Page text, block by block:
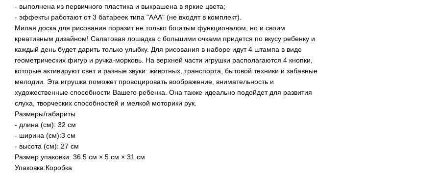
- выполнена из первичного пластика и выкрашена в яркие цвета;
- эффекты работают от 3 батареек типа "ААА" (не входят в комплект).
Милая доска для рисования поразит не только богатым функционалом, но и своим
креативным дизайном! Салатовая лошадка с большими очками придется по вкусу ребенку и
каждый день будет дарить только улыбку. Для рисования в наборе идут 4 штампа в виде
геометрических фигур и ручка-морковь. На верхней части игрушки располагаются 4 кнопки,
которые активируют свет и разные звуки: животных, транспорта, бытовой техники и забавные
мелодии. Эта игрушка поможет провоцировать воображение, внимательность и
художественные способности Вашего ребенка. Она также идеально подойдет для развития
слуха, творческих способностей и мелкой моторики рук.
Размеры/габариты
- длина (см): 32 см
- ширина (см):3 см
- высота (см): 27 см
Размер упаковки: 36.5 см × 5 см × 31 см
Упаковка:Коробка